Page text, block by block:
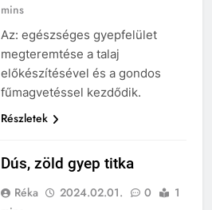
mins
Az: egészséges gyepfelület
megteremtése a talaj
előkészítésével és a gondos
fűmagvetéssel kezdődik.
Részletek
Dús, zöld gyep titka
Réka 2024.02.01. 0
1